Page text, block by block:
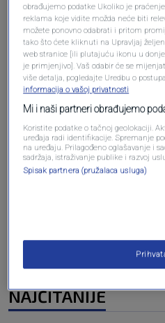
NAJČITANIJE
obrađujemo podatke Ukoliko je
reklama koje vidite možda neće biti
možete ponovno odabrati i pritom
tako što ćete kliknuti na Upravljaj
web stranice [ili plutajuću ikonu u
je primjenjivo]. Vaš odabir će se
više detalja, pogledajte Uredbu o
informacija o vašoj privatnosti
Mi i naši partneri obrađujemo
Koristite podatke o tačnoj geolokaciji.
uređaja radi identifikacije. Spremanje
na uređaju. Prilagođeno oglašavanje i
sadržaja, istraživanje publike i razvoj
Spisak partnera (pružalaca usluga)